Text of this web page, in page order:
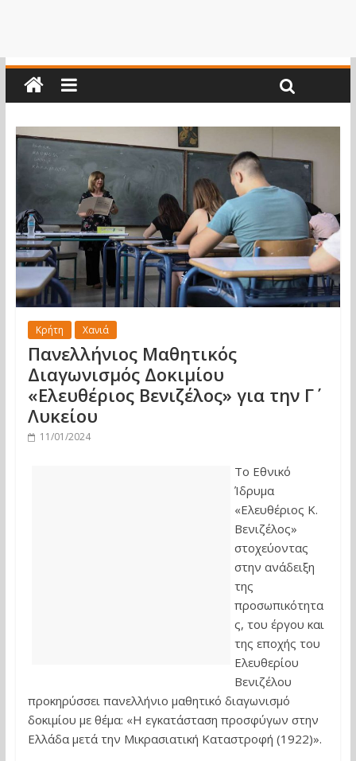
Κρήτη Χανιά
Πανελλήνιος Μαθητικός
Διαγωνισμός Δοκιμίου
«Ελευθέριος Βενιζέλος» για την Γ΄
Λυκείου
11/01/2024
Το Εθνικό
Ίδρυμα
«Ελευθέριος Κ.
Βενιζέλος»
στοχεύοντας
στην ανάδειξη
της
προσωπικότητα
ς, του έργου και
της εποχής του
Ελευθερίου
Βενιζέλου
προκηρύσσει πανελλήνιο μαθητικό διαγωνισμό
δοκιμίου με θέμα: «Η εγκατάσταση προσφύγων στην
Ελλάδα μετά την Μικρασιατική Καταστροφή (1922)».